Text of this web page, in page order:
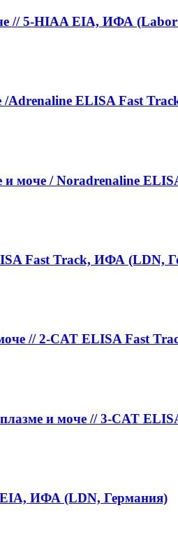
// 5-HIAA EIA, ИФА
/Adrenaline ELISA Fast
и моче / Noradrenaline
Fast Track, ИФА (LDN,
// 2-CAT ELISA Fast
и моче // 3-CAT
ИФА (LDN, Германия)